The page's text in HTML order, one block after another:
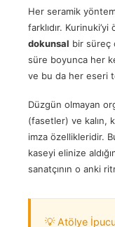
Her seramik
farklıdır.
dokunsal bir süreç
süre boyunca her
ve bu da her eseri
Düzgün olmayan
(fasetler) ve kalın,
imza özellikleridir.
kaseyi elinize
sanatçının o anki
💡 Atölye